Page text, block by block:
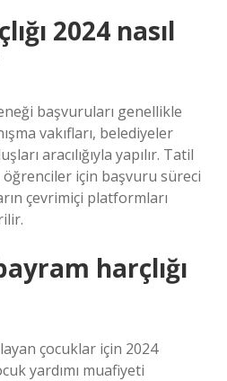
2024 nasıl
başvuruları genellikle
vakıfları, belediyeler
aracılığıyla yapılır. Tatil
için başvuru süreci
çevrimiçi platformları
harçlığı
çocuklar için 2024
yardımı muafiyeti